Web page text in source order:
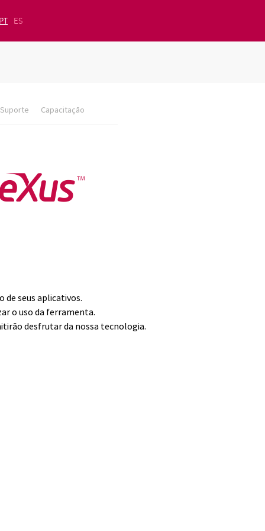
ES
Suporte Capacitação
de seus aplicativos.
o uso da ferramenta.
desfrutar da nossa tecnologia.